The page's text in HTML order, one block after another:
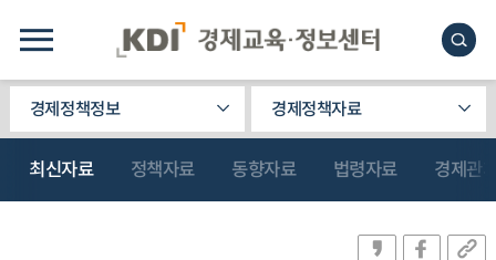
경제정책정보 경제정책자료
최신자료 정책자료 동향자료 법령자료 경제관